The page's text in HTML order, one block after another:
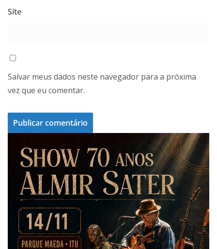
Site
Salvar meus dados neste navegador para a próxima
vez que eu comentar.